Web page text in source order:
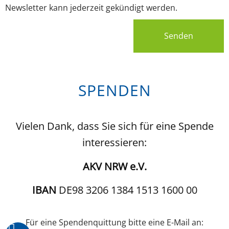
Newsletter kann jederzeit gekündigt werden.
Senden
SPENDEN
Vielen Dank, dass Sie sich für eine Spende
interessieren:
AKV NRW e.V.
IBAN DE98 3206 1384 1513 1600 00
Für eine Spendenquittung bitte eine E-Mail an: